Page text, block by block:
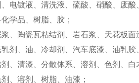
电镀液、清洗液、硫酸、硝酸、废酸
学品、树脂、胶；
、陶瓷瓦粘结剂、岩石浆、天花板面
剂、油、冷却剂、汽车底漆、油乳胶
、清漆、分散体系、溶剂、色剂、白
、溶剂、树脂、油漆；